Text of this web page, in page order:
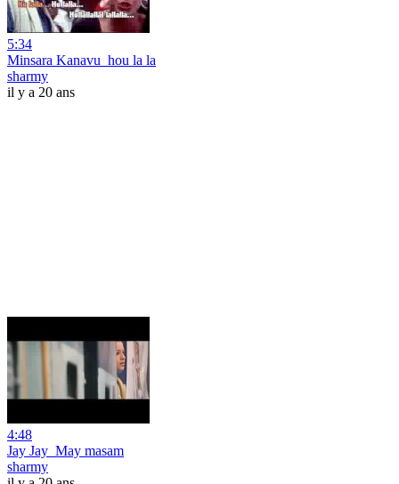
5:34
Minsara Kanavu_hou la la
sharmy
il y a 20 ans
4:48
Jay Jay_May masam
sharmy